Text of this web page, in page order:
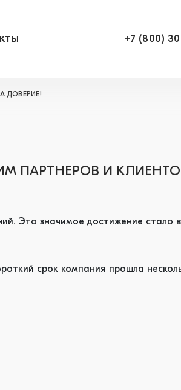
+7 (800)
ДОВЕРИЕ!
ПАРТНЕРОВ И
Это значимое достижение стало
срок компания прошла